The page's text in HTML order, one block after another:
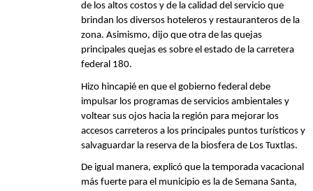
de los altos costos y de la calidad del servicio que
brindan los diversos hoteleros y restauranteros de la
zona. Asimismo, dijo que otra de las quejas
principales quejas es sobre el estado de la carretera
federal 180.
Hizo hincapié en que el gobierno federal debe
impulsar los programas de servicios ambientales y
voltear sus ojos hacia la región para mejorar los
accesos carreteros a los principales puntos turísticos y
salvaguardar la reserva de la biosfera de Los Tuxtlas.
De igual manera, explicó que la temporada vacacional
más fuerte para el municipio es la de Semana Santa,